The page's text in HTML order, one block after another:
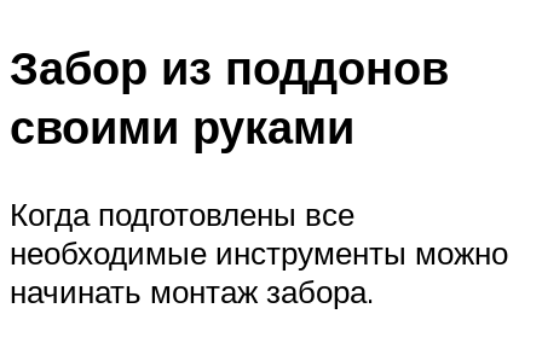
Забор из поддонов
своими руками
Когда подготовлены все
необходимые инструменты можно
начинать монтаж забора.